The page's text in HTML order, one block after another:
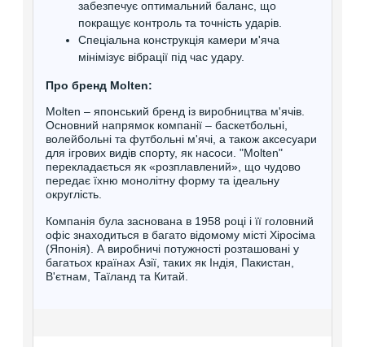
забезпечує оптимальний баланс, що
покращує контроль та точність ударів.
Спеціальна конструкція камери м'яча
мінімізує вібрації під час удару.
Про бренд Molten:
Molten – японський бренд із виробництва м'ячів.
Основний напрямок компанії – баскетбольні,
волейбольні та футбольні м'ячі, а також аксесуари
для ігрових видів спорту, як насоси. "Molten"
перекладається як «розплавлений», що чудово
передає їхню монолітну форму та ідеальну
округлість.
Компанія була заснована в 1958 році і її головний
офіс знаходиться в багато відомому місті Хіросіма
(Японія). А виробничі потужності розташовані у
багатьох країнах Азії, таких як Індія, Пакистан,
В'єтнам, Таїланд та Китай.